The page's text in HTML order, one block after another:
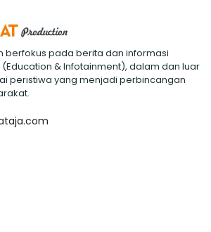
berfokus pada berita dan informasi
& Infotainment), dalam dan luar
peristiwa yang menjadi perbincangan